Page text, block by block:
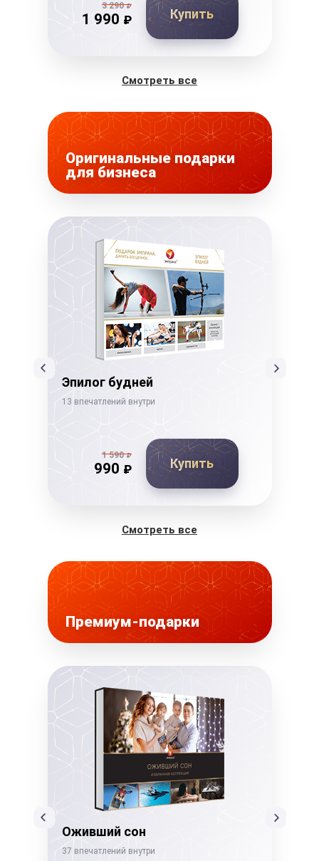
3 290₽
1 990 ₽ Купить
Смотреть все
Оригинальные подарки
для бизнеса
Эпилог будней
13 впечатлений внутри
1 590₽
990 ₽ Купить
Смотреть все
Премиум-подарки
Оживший сон
37 впечатлений внутри